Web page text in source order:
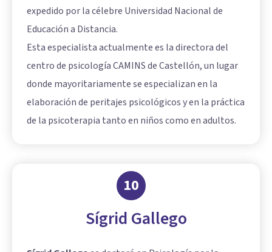
expedido por la célebre Universidad Nacional de
Educación a Distancia.
Esta especialista actualmente es la directora del
centro de psicología CAMINS de Castellón, un lugar
donde mayoritariamente se especializan en la
elaboración de peritajes psicológicos y en la práctica
de la psicoterapia tanto en niños como en adultos.
10
Sígrid Gallego